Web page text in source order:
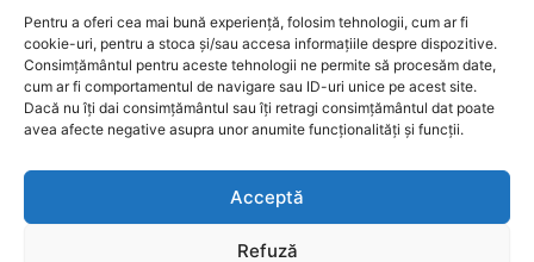
Pentru a oferi cea mai bună experiență, folosim tehnologii, cum ar fi
cookie-uri, pentru a stoca și/sau accesa informațiile despre dispozitive.
Consimțământul pentru aceste tehnologii ne permite să procesăm date,
cum ar fi comportamentul de navigare sau ID-uri unice pe acest site.
Dacă nu îți dai consimțământul sau îți retragi consimțământul dat poate
avea afecte negative asupra unor anumite funcționalități și funcții.
Acceptă
Refuză
Certificate de Urbanism
Autorizații de Construcții
Orașe Înfrățite
Contact